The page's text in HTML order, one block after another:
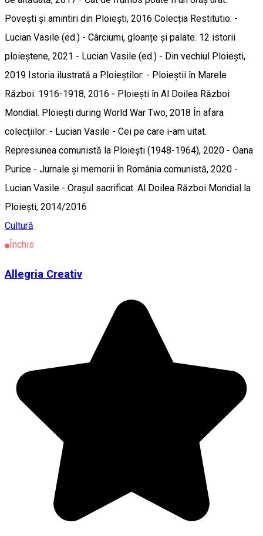
Povești și amintiri din Ploiești, 2016 Colecția Restitutio: -
Lucian Vasile (ed.) - Cârciumi, gloanțe și palate. 12 istorii
ploieștene, 2021 - Lucian Vasile (ed.) - Din vechiul Ploiești,
2019 Istoria ilustrată a Ploieștilor: - Ploieștii în Marele
Război. 1916-1918, 2016 - Ploiești în Al Doilea Război
Mondial. Ploiești during World War Two, 2018 În afara
colecțiilor: - Lucian Vasile - Cei pe care i-am uitat.
Represiunea comunistă la Ploiești (1948-1964), 2020 - Oana
Purice - Jurnale și memorii în România comunistă, 2020 -
Lucian Vasile - Orașul sacrificat. Al Doilea Război Mondial la
Ploiești, 2014/2016
Cultură
Închis
Allegria Creativ